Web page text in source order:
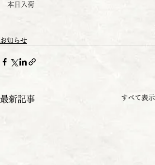
本日入荷
お知らせ
最新記事 すべて表示